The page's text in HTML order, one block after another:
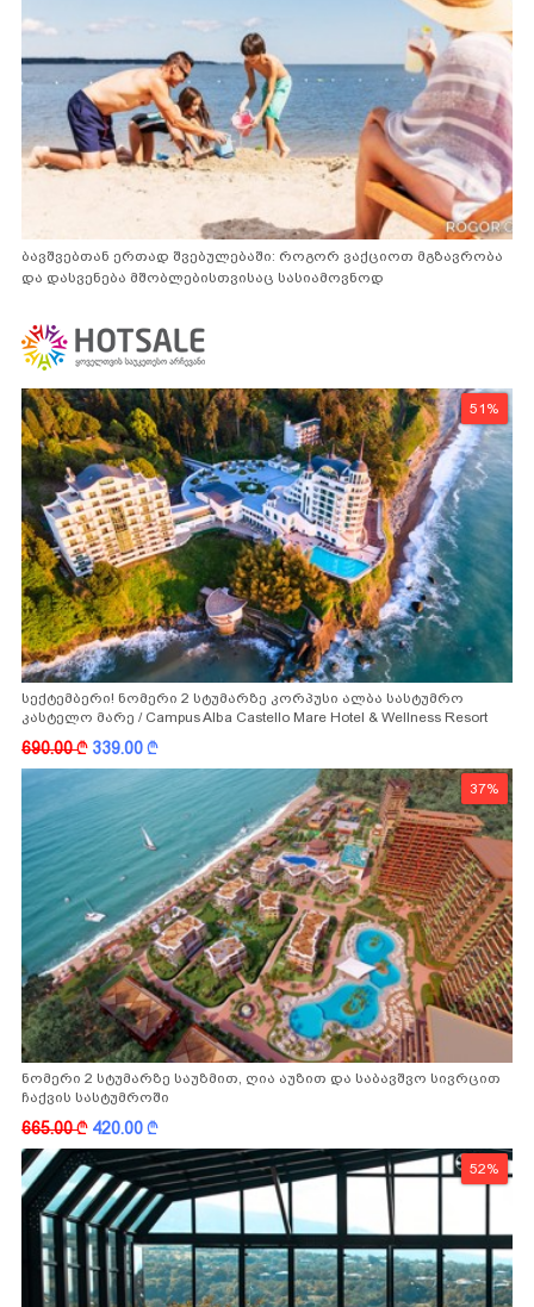
ბავშვებთან ერთად შვებულებაში: როგორ ვაქციოთ მგზავრობა
და დასვენება მშობლებისთვისაც სასიამოვნოდ
51%
სექტემბერი! ნომერი 2 სტუმარზე კორპუსი ალბა სასტუმრო
კასტელო მარე / Campus Alba Castello Mare Hotel & Wellness Resort
690.00k 339.00k
37%
ნომერი 2 სტუმარზე საუზმით, ღია აუზით და საბავშვო სივრცით
ჩაქვის სასტუმროში
665.00k 420.00k
52%